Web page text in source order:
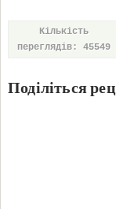
Кількість
переглядів: 45549
Поділіться